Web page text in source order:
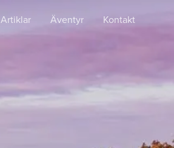
Artiklar Äventyr Kontakt